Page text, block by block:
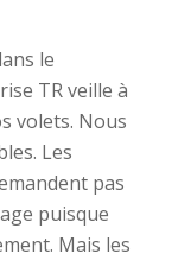
le
TR veille à
volets. Nous
Les
pas
puisque
Mais les